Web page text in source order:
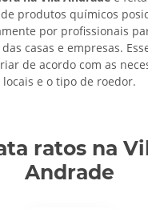
produtos químicos
por profissionais
casas e empresas.
de acordo com as
locais e o tipo de roedor.
ratos na
Andrade